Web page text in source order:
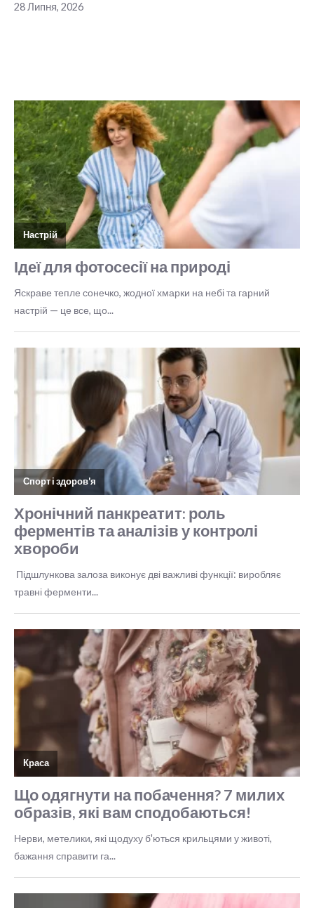
28 Липня, 2026